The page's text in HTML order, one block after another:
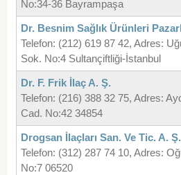
No:34-36 Bayrampaşa
Dr. Besnim Sağlık Ürünleri
Telefon: (212) 619 87 42, Adres:
Sok. No:4 Sultançiftliği-İstanbul
Dr. F. Frik İlaç A. Ş.
Telefon: (216) 388 32 75, Adres:
Cad. No:42 34854
Drogsan İlaçları San. Ve Tic. A. Ş.
Telefon: (312) 287 74 10, Adres:
No:7 06520